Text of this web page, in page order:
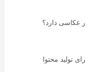
عکاسی دارد؟
تولید محتوا